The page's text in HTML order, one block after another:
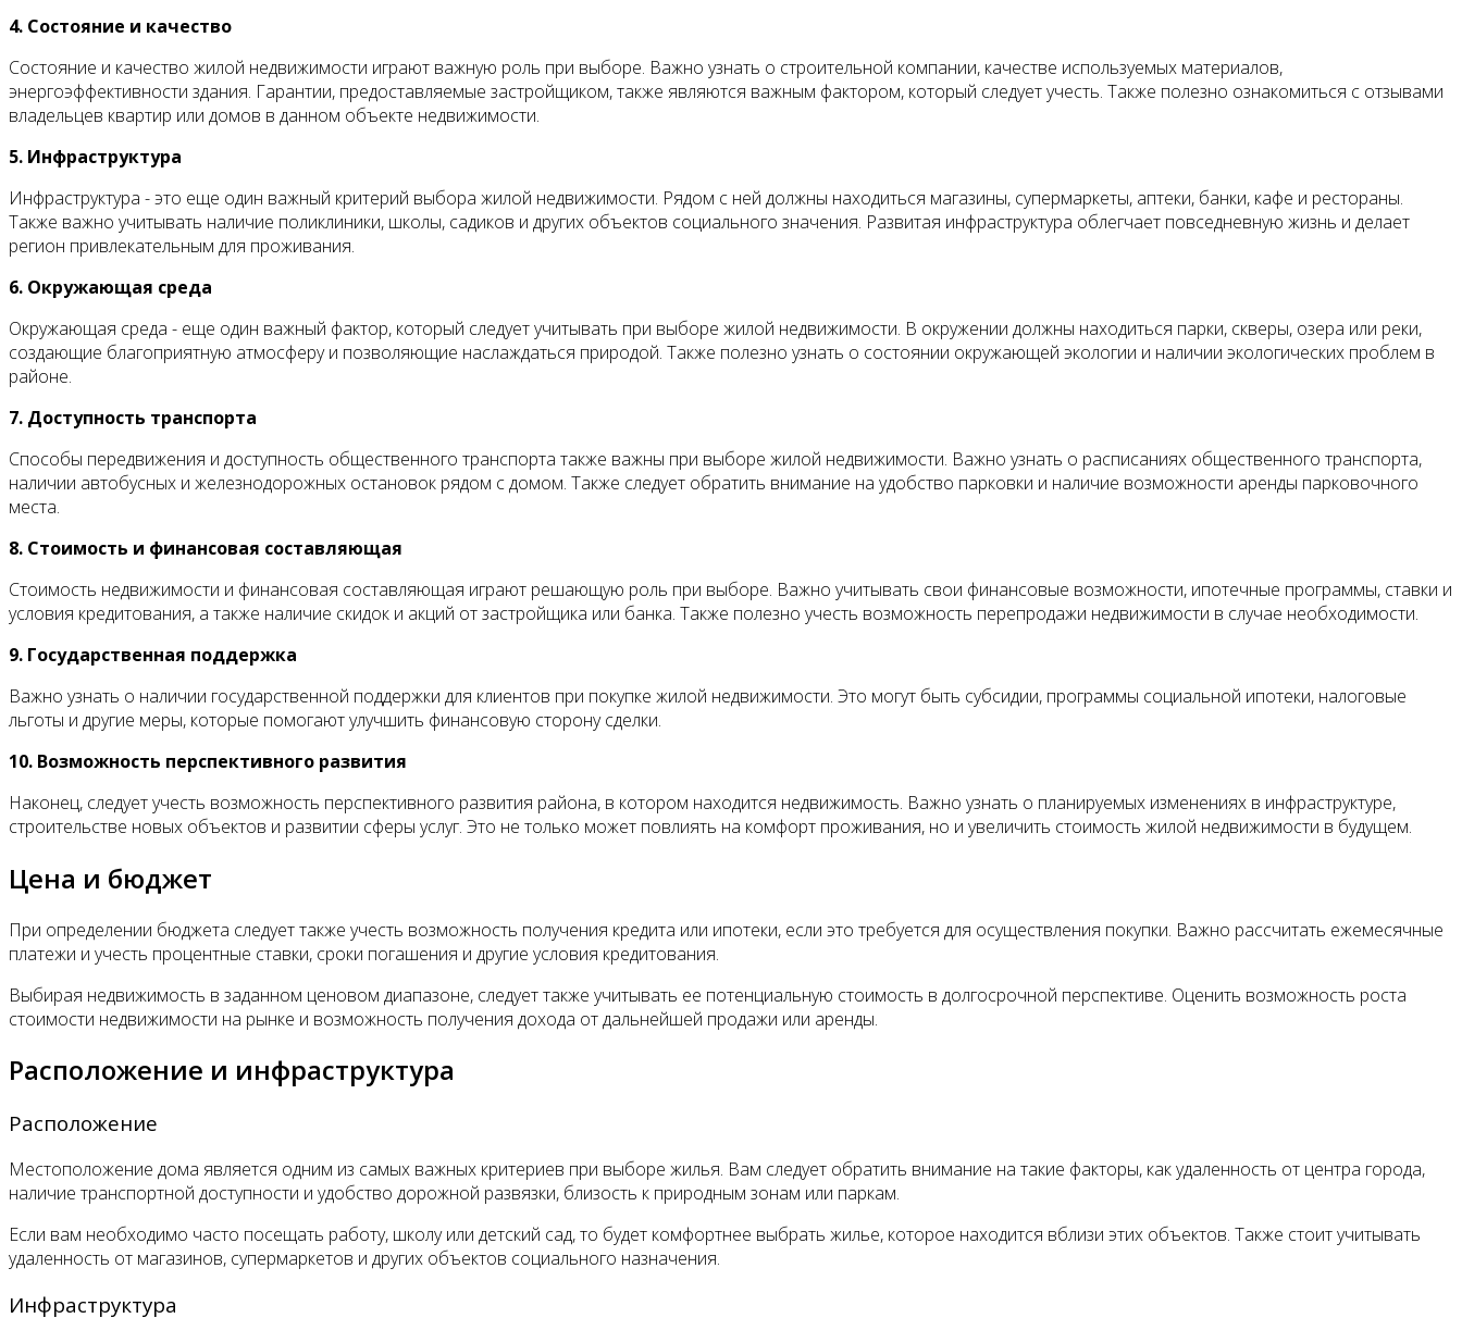
4. Состояние и качество
Состояние и качество жилой недвижимости играют важную роль при выборе. Важно узнать о строительной компании, качестве используемых материалов,
энергоэффективности здания. Гарантии, предоставляемые застройщиком, также являются важным фактором, который следует учесть. Также полезно ознакомиться с отзывами
владельцев квартир или домов в данном объекте недвижимости.
5. Инфраструктура
Инфраструктура - это еще один важный критерий выбора жилой недвижимости. Рядом с ней должны находиться магазины, супермаркеты, аптеки, банки, кафе и рестораны.
Также важно учитывать наличие поликлиники, школы, садиков и других объектов социального значения. Развитая инфраструктура облегчает повседневную жизнь и делает
регион привлекательным для проживания.
6. Окружающая среда
Окружающая среда - еще один важный фактор, который следует учитывать при выборе жилой недвижимости. В окружении должны находиться парки, скверы, озера или реки,
создающие благоприятную атмосферу и позволяющие наслаждаться природой. Также полезно узнать о состоянии окружающей экологии и наличии экологических проблем в
районе.
7. Доступность транспорта
Способы передвижения и доступность общественного транспорта также важны при выборе жилой недвижимости. Важно узнать о расписаниях общественного транспорта,
наличии автобусных и железнодорожных остановок рядом с домом. Также следует обратить внимание на удобство парковки и наличие возможности аренды парковочного
места.
8. Стоимость и финансовая составляющая
Стоимость недвижимости и финансовая составляющая играют решающую роль при выборе. Важно учитывать свои финансовые возможности, ипотечные программы, ставки и
условия кредитования, а также наличие скидок и акций от застройщика или банка. Также полезно учесть возможность перепродажи недвижимости в случае необходимости.
9. Государственная поддержка
Важно узнать о наличии государственной поддержки для клиентов при покупке жилой недвижимости. Это могут быть субсидии, программы социальной ипотеки, налоговые
льготы и другие меры, которые помогают улучшить финансовую сторону сделки.
10. Возможность перспективного развития
Наконец, следует учесть возможность перспективного развития района, в котором находится недвижимость. Важно узнать о планируемых изменениях в инфраструктуре,
строительстве новых объектов и развитии сферы услуг. Это не только может повлиять на комфорт проживания, но и увеличить стоимость жилой недвижимости в будущем.
Цена и бюджет
При определении бюджета следует также учесть возможность получения кредита или ипотеки, если это требуется для осуществления покупки. Важно рассчитать ежемесячные
платежи и учесть процентные ставки, сроки погашения и другие условия кредитования.
Выбирая недвижимость в заданном ценовом диапазоне, следует также учитывать ее потенциальную стоимость в долгосрочной перспективе. Оценить возможность роста
стоимости недвижимости на рынке и возможность получения дохода от дальнейшей продажи или аренды.
Расположение и инфраструктура
Расположение
Местоположение дома является одним из самых важных критериев при выборе жилья. Вам следует обратить внимание на такие факторы, как удаленность от центра города,
наличие транспортной доступности и удобство дорожной развязки, близость к природным зонам или паркам.
Если вам необходимо часто посещать работу, школу или детский сад, то будет комфортнее выбрать жилье, которое находится вблизи этих объектов. Также стоит учитывать
удаленность от магазинов, супермаркетов и других объектов социального назначения.
Инфраструктура